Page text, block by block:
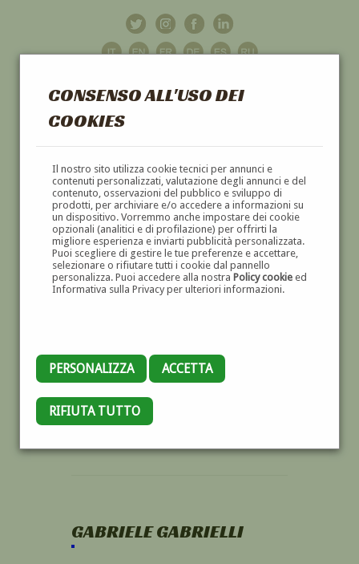
CONSENSO ALL'USO DEI
COOKIES
Il nostro sito utilizza cookie tecnici per annunci e
contenuti personalizzati, valutazione degli annunci e del
contenuto, osservazioni del pubblico e sviluppo di
prodotti, per archiviare e/o accedere a informazioni su
un dispositivo. Vorremmo anche impostare dei cookie
opzionali (analitici e di profilazione) per offrirti la
migliore esperienza e inviarti pubblicità personalizzata.
Puoi scegliere di gestire le tue preferenze e accettare,
selezionare o rifiutare tutti i cookie dal pannello
personalizza. Puoi accedere alla nostra Policy cookieed
Informativa sulla Privacy per ulteriori informazioni.
PERSONALIZZA ACCETTA
RIFIUTA TUTTO
GALLERIAD'ARTE
DIPINTI E SCULTURE '800 E '900
GABRIELE GABRIELLI